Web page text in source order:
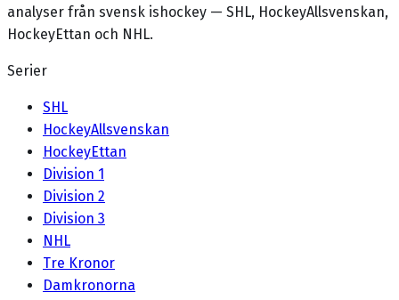
analyser från svensk ishockey — SHL, HockeyAllsvenskan,
HockeyEttan och NHL.
Serier
SHL
HockeyAllsvenskan
HockeyEttan
Division 1
Division 2
Division 3
NHL
Tre Kronor
Damkronorna